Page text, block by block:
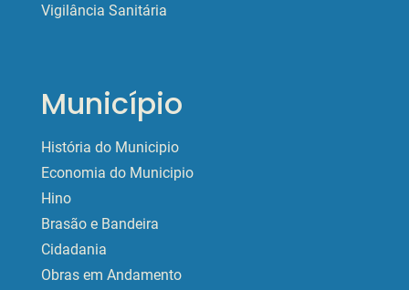
Vigilância Sanitária
Município
História do Municipio
Economia do Municipio
Hino
Brasão e Bandeira
Cidadania
Obras em Andamento